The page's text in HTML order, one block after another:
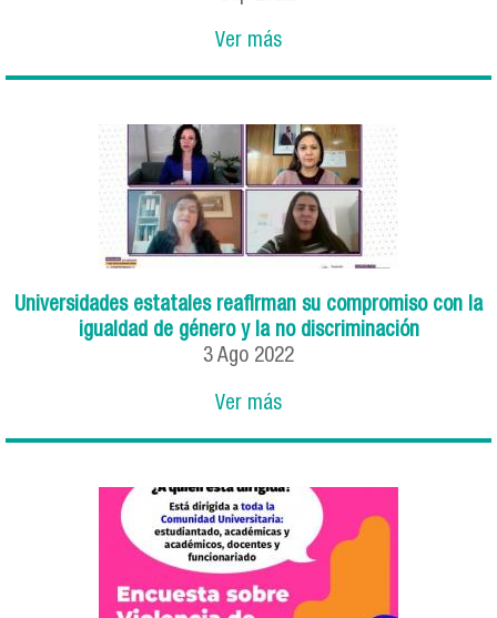
Ver más
Universidades estatales reafirman su compromiso con la
igualdad de género y la no discriminación
3 Ago 2022
Ver más